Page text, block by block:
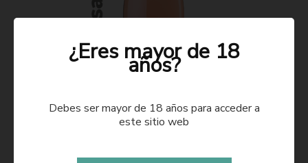
¿Eres mayor de 18
años?
Debes ser mayor de 18 años para acceder a
este sitio web